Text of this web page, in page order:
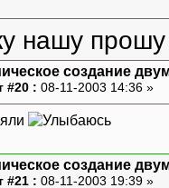
нашу
создание
#20 : 08-11-2003 14:36 »
создание
#21 : 08-11-2003 19:39 »